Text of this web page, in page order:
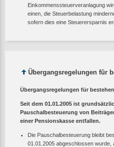
Einkommenssteuerveranlagung
einen, die Steuerbelastung
sofern dies eine Steuerersparnis
Übergangsregelungen für
Übergangsregelungen für
Seit dem 01.01.2005 ist
Pauschalbesteuerung von
einer Pensionskasse entfallen.
Die Pauschalbesteuerung bleibt
01.01.2005 abgeschlossen wurde,